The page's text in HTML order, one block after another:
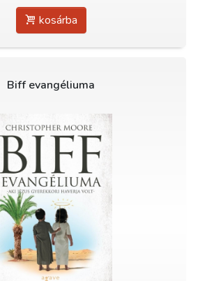
kosárba
Biff evangéliuma